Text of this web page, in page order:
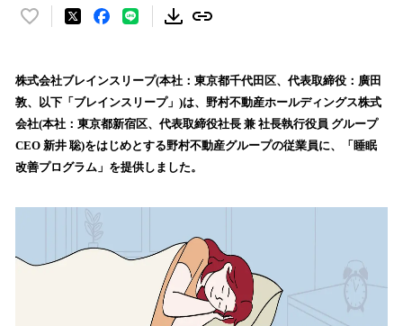
い
！
数
を
読
み
込
株式会社ブレインスリープ(本社：東京都千代田区、代表取締役：廣田
敦、以下「ブレインスリープ」)は、野村不動産ホールディングス株式
会社(本社：東京都新宿区、代表取締役社長 兼 社長執行役員 グループ
CEO 新井 聡)をはじめとする野村不動産グループの従業員に、「睡眠
改善プログラム」を提供しました。